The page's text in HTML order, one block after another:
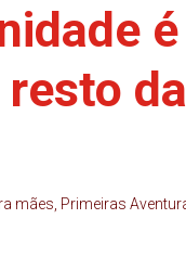
da
mães Primeiras